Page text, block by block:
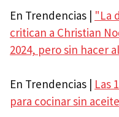
En Trendencias | "La
critican a Christian
2024, pero sin hacer
En Trendencias | Las
para cocinar sin